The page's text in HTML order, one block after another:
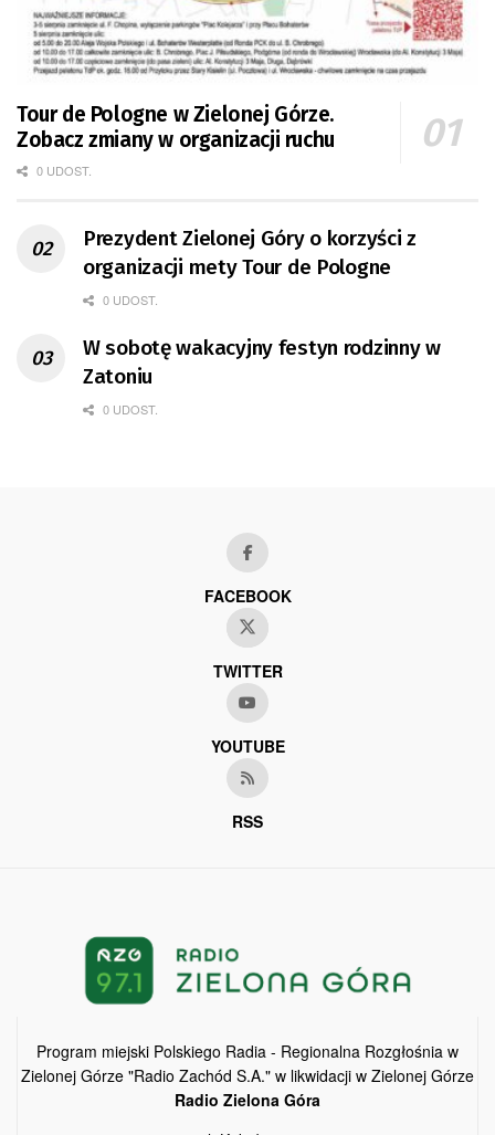
Tour de Pologne w Zielonej Górze.
Zobacz zmiany w organizacji ruchu
0 UDOST.
Prezydent Zielonej Góry o korzyści z
organizacji mety Tour de Pologne
0 UDOST.
W sobotę wakacyjny festyn rodzinny w
Zatoniu
0 UDOST.
FACEBOOK
TWITTER
YOUTUBE
RSS
Program miejski Polskiego Radia - Regionalna Rozgłośnia w
Zielonej Górze "Radio Zachód S.A." w likwidacji w Zielonej Górze
Radio Zielona Góra